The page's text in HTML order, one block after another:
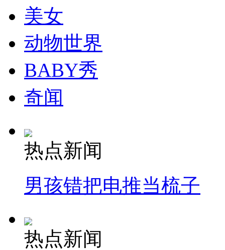
司机酒驾遇交警 急速倒车逃窜
美女
动物世界
BABY秀
奇闻
热点新闻
男孩错把电推当梳子
热点新闻